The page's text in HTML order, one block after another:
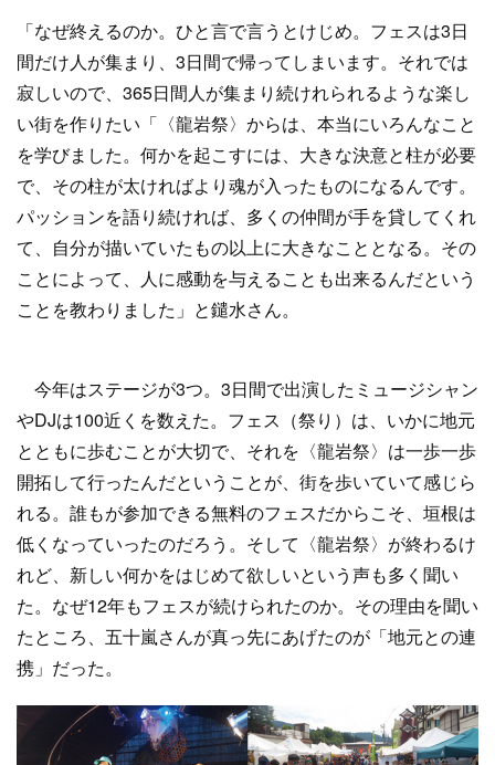
「なぜ終えるのか。ひと言で言うとけじめ。フェスは3日
間だけ人が集まり、3日間で帰ってしまいます。それでは
寂しいので、365日間人が集まり続けれられるような楽し
い街を作りたい「〈龍岩祭〉からは、本当にいろんなこと
を学びました。何かを起こすには、大きな決意と柱が必要
で、その柱が太ければより魂が入ったものになるんです。
パッションを語り続ければ、多くの仲間が手を貸してくれ
て、自分が描いていたもの以上に大きなこととなる。その
ことによって、人に感動を与えることも出来るんだという
ことを教わりました」と鑓水さん。
今年はステージが3つ。3日間で出演したミュージシャン
やDJは100近くを数えた。フェス（祭り）は、いかに地元
とともに歩むことが大切で、それを〈龍岩祭〉は一歩一歩
開拓して行ったんだということが、街を歩いていて感じら
れる。誰もが参加できる無料のフェスだからこそ、垣根は
低くなっていったのだろう。そして〈龍岩祭〉が終わるけ
れど、新しい何かをはじめて欲しいという声も多く聞い
た。なぜ12年もフェスが続けられたのか。その理由を聞い
たところ、五十嵐さんが真っ先にあげたのが「地元との連
携」だった。